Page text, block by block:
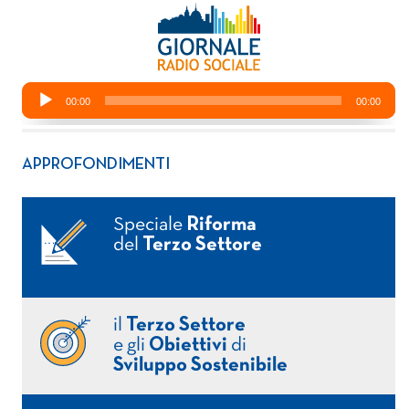
APPROFONDIMENTI
Speciale Riforma
del
Terzo Settore
il
Terzo Settore
e gli Obiettivi di
Sviluppo Sostenibile